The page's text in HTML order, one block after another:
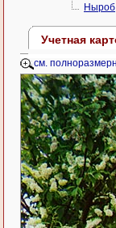
Ныроб
Учетная
см.